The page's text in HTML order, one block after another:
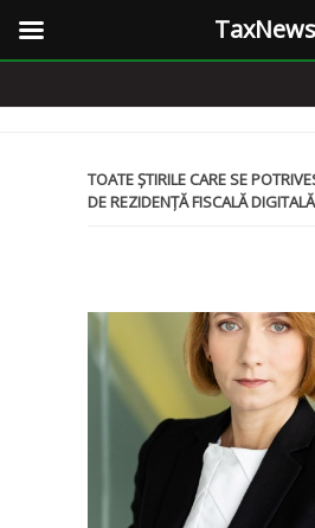
TOATE ȘTIRILE CARE SE
DE REZIDENȚĂ FISCALĂ
TaxNews